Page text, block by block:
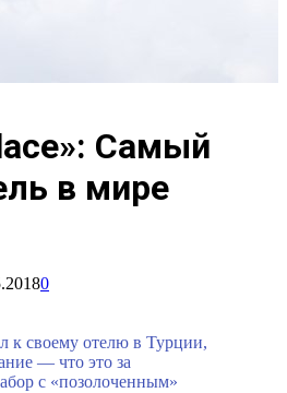
Самый
в мире
0
к своему отелю в Турции,
— что это за
с «позолоченным»